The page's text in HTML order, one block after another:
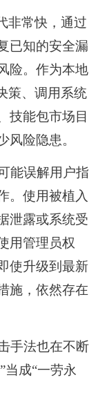
非常快，通过
已知的安全漏
险。作为本地
策、调用系统
技能包市场目
风险隐患。
能误解用户指
。使用被植入
泄露或系统受
用管理员权
使升级到最新
施，依然存在
手法也在不断
当成“一劳永